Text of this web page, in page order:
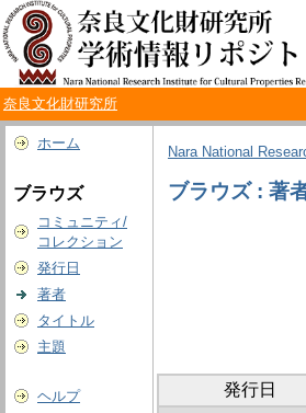
奈良文化財研究所
ホーム
ブラウズ
コミュニティ/
コレクション
発行日
著者
タイトル
主題
ヘルプ
Nara National
ブラウズ : 著
発行日